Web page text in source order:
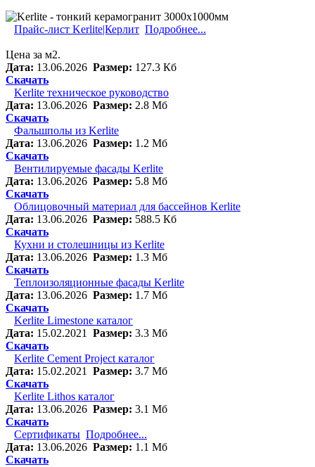
Прайс-лист Kerlite|Керлит Подробнее...
Цена за м2.
Дата: 13.06.2026 Размер: 127.3 Кб
Скачать
Kerlite техническое руководство
Дата: 13.06.2026 Размер: 2.8 Мб
Скачать
Фальшполы из Kerlite
Дата: 13.06.2026 Размер: 1.2 Мб
Скачать
Вентилируемые фасады Kerlite
Дата: 13.06.2026 Размер: 5.8 Мб
Скачать
Облицовочный материал для бассейнов Kerlite
Дата: 13.06.2026 Размер: 588.5 Кб
Скачать
Кухни и столешницы из Kerlite
Дата: 13.06.2026 Размер: 1.3 Мб
Скачать
Теплоизоляционные фасады Kerlite
Дата: 13.06.2026 Размер: 1.7 Мб
Скачать
Kerlite Limestone каталог
Дата: 15.02.2021 Размер: 3.3 Мб
Скачать
Kerlite Cement Project каталог
Дата: 15.02.2021 Размер: 3.7 Мб
Скачать
Kerlite Lithos каталог
Дата: 13.06.2026 Размер: 3.1 Мб
Скачать
Сертификаты Подробнее...
Дата: 13.06.2026 Размер: 1.1 Мб
Скачать